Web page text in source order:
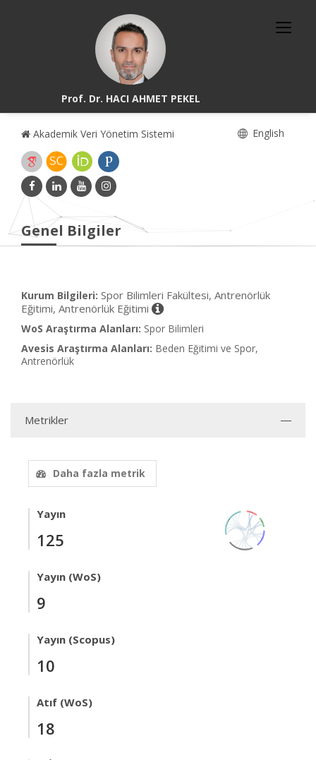
Prof. Dr. HACI AHMET PEKEL
Akademik Veri Yönetim Sistemi English
Genel Bilgiler
Kurum Bilgileri: Spor Bilimleri Fakültesi, Antrenörlük
Eğitimi, Antrenörlük Eğitimi
WoS Araştırma Alanları: Spor Bilimleri
Avesis Araştırma Alanları: Beden Eğitimi ve Spor,
Antrenörlük
Metrikler
Daha fazla metrik
Yayın
125
Yayın (WoS)
9
Yayın (Scopus)
10
Atıf (WoS)
18